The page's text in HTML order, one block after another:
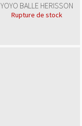
YOYO BALLE HERISSON
Rupture de stock